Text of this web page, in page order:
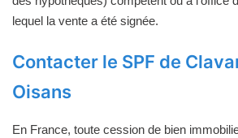
lequel la vente a été signée.
Contacter le SPF de
Oisans
En France, toute cession de bien